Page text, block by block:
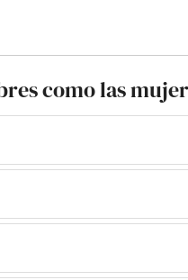
como las